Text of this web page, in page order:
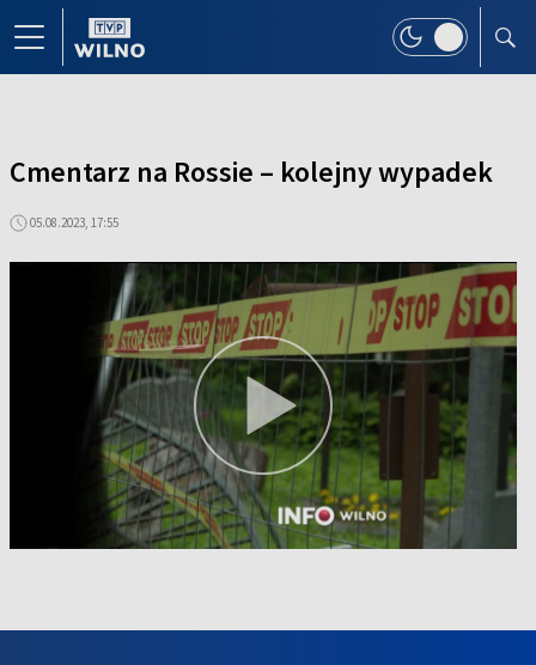
Cmentarz na Rossie – kolejny wypadek
05.08.2023, 17:55